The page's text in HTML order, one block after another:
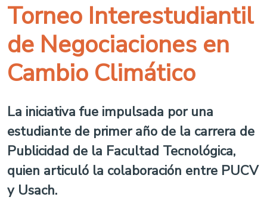
Torneo Interestudiantil
de Negociaciones en
Cambio Climático
La iniciativa fue impulsada por una
estudiante de primer año de la carrera de
Publicidad de la Facultad Tecnológica,
quien articuló la colaboración entre PUCV
y Usach.